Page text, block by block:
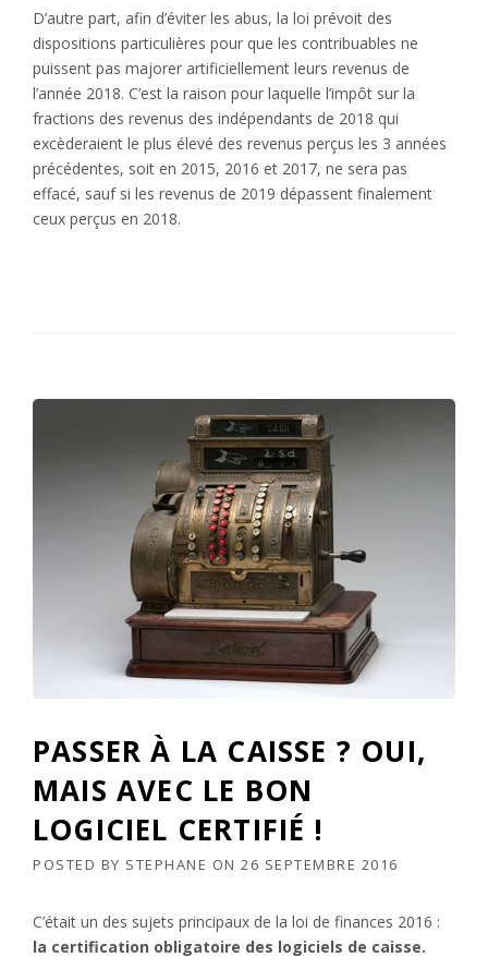
D’autre part, afin d’éviter les abus, la loi prévoit des
dispositions particulières pour que les contribuables ne
puissent pas majorer artificiellement leurs revenus de
l’année 2018. C’est la raison pour laquelle l’impôt sur la
fractions des revenus des indépendants de 2018 qui
excèderaient le plus élevé des revenus perçus les 3 années
précédentes, soit en 2015, 2016 et 2017, ne sera pas
effacé, sauf si les revenus de 2019 dépassent finalement
ceux perçus en 2018.
PASSER À LA CAISSE ? OUI,
MAIS AVEC LE BON
LOGICIEL CERTIFIÉ !
POSTED BY STEPHANE ON 26 SEPTEMBRE 2016
C’était un des sujets principaux de la loi de finances 2016 :
la certification obligatoire des logiciels de caisse.